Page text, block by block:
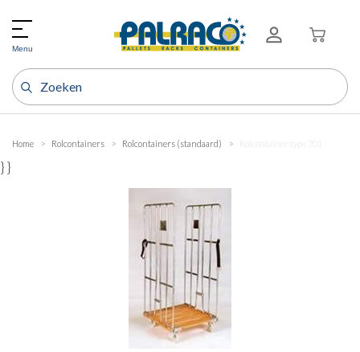
Menu
Home Rolcontainers Rolcontainers (standaard)
} }